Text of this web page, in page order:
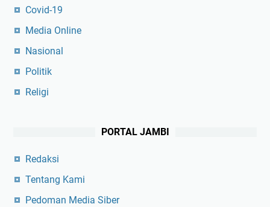
Covid-19
Media Online
Nasional
Politik
Religi
PORTAL JAMBI
Redaksi
Tentang Kami
Pedoman Media Siber